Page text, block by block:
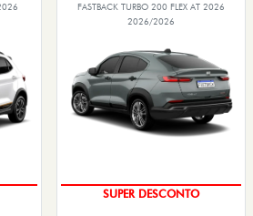
FASTBACK TURBO 200 FLEX AT 2026
2026/2026
SUPER DESCONTO